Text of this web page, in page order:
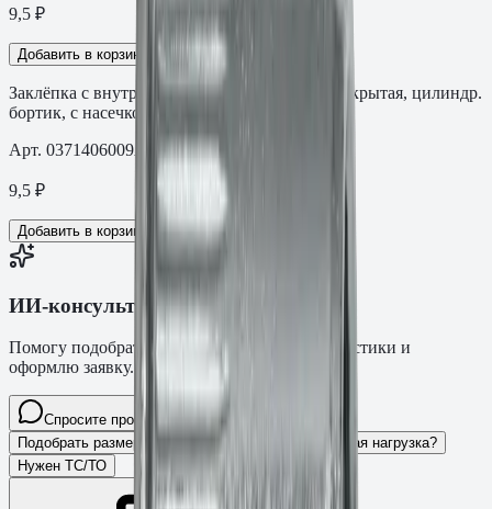
9,5 ₽
Добавить в корзину
Заклёпка с внутренней резьбой FASTY СТ закрытая, цилиндр.
бортик, с насечкой М6
Арт. 0371406009AM
9,5 ₽
Добавить в корзину
ИИ-консультант Fasty
Помогу подобрать товар, расскажу характеристики и
оформлю заявку.
Спросите про крепёж Fasty…
Подобрать размер
Какая нагрузка?
Нужен ТС/ТО